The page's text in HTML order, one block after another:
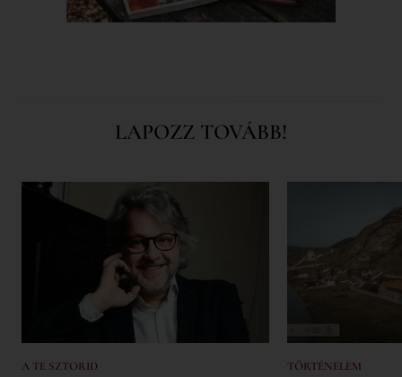
LAPOZZ TOVÁBB!
A TE SZTORID TÖRTÉNELEM